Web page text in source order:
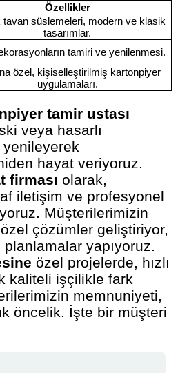
Özellikler
tavan süslemeleri, modern ve klasik
tasarımlar.
tamiri ve yenilenmesi.
özel, kişiselleştirilmiş kartonpiyer
uygulamaları.
tamir ustası
veya hasarlı
hayat veriyoruz.
firması olarak,
iletişim ve profesyonel
Müşterilerimizin
çözümler geliştiriyor,
yapıyoruz.
özel projelerde, hızlı
kaliteli işçilikle fark
memnuniyeti,
öncelik. İşte bir müşteri